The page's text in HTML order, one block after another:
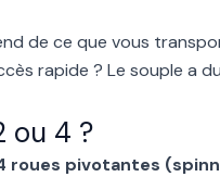
de ce que vous
rapide ? Le souple a
ou 4 ?
roues pivotantes